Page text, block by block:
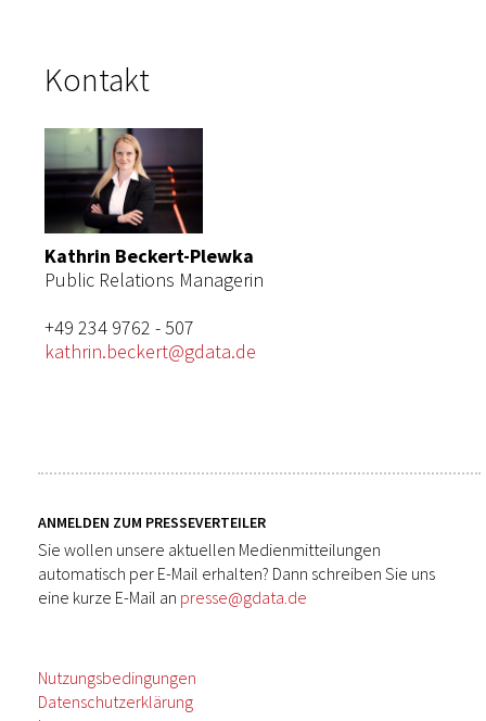
Kontakt
Kathrin Beckert-Plewka
Public Relations Managerin
+49 234 9762 - 507
kathrin.beckert@gdata.de
ANMELDEN ZUM PRESSEVERTEILER
Sie wollen unsere aktuellen Medienmitteilungen
automatisch per E-Mail erhalten? Dann schreiben Sie uns
eine kurze E-Mail an presse@gdata.de
Nutzungsbedingungen
Datenschutzerklärung